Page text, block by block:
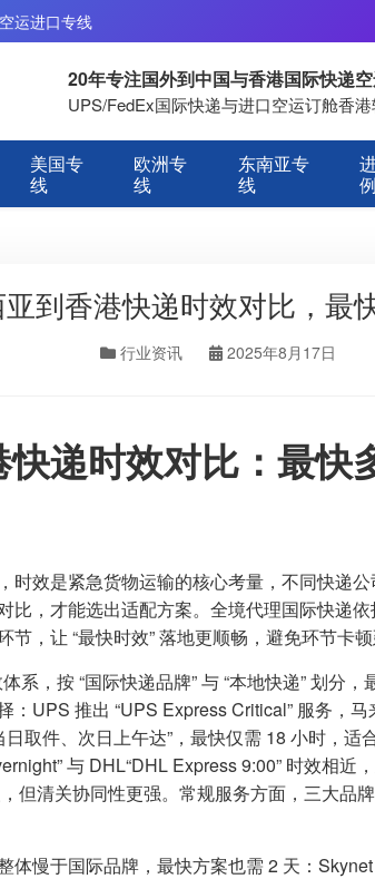
运进口专线
20年专注国外到中国与香港国际快递
UPS/FedEx国际快递与进口空运订舱香
美国专
线
欧洲专
线
东南亚专
线
例
到香港快递时效对比，最
行业资讯 2025年8月17日
递时效对比：最快
时效是紧急货物运输的核心考量，不同快递
比，才能选出适配方案。全境代理国际快递
，让 “最快时效” 落地更顺畅，避免环节卡顿
系，按 “国际快递品牌” 与 “本地快递” 划分
：UPS 推出 “UPS Express Critical” 服务，
取件、次日上午达”，最快仅需 18 小时，
与 DHL“DHL Express 9:00” 时效相近
但清关协同性更强。常规服务方面，三大品
体慢于国际品牌，最快方案也需 2 天：